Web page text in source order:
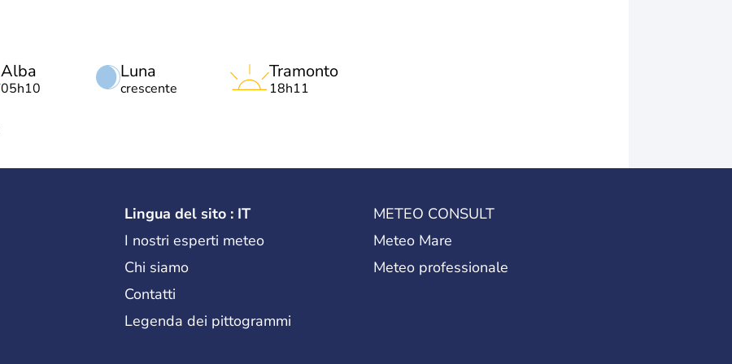
Luna
crescente
Alba
05h10
Tramonto
18h11
Lingua del sito : IT
I nostri esperti meteo
Chi siamo
Contatti
Legenda dei pittogrammi
METEO CONSULT
Meteo Mare
Meteo professionale